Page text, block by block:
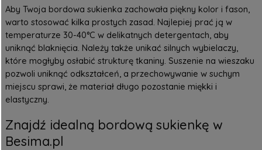
Aby Twoja bordowa sukienka zachowała piękny kolor i fason,
warto stosować kilka prostych zasad. Najlepiej prać ją w
temperaturze 30-40°C w delikatnych detergentach, aby
uniknąć blaknięcia. Należy także unikać silnych wybielaczy,
które mogłyby osłabić strukturę tkaniny. Suszenie na wieszaku
pozwoli uniknąć odkształceń, a przechowywanie w suchym
miejscu sprawi, że materiał długo pozostanie miękki i
elastyczny.
Znajdź idealną bordową sukienkę w
Besima.pl